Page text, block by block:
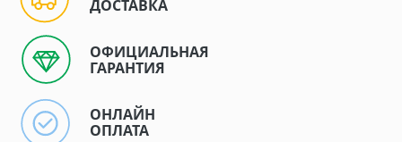
ДОСТАВКА
ОФИЦИАЛЬНАЯ
ГАРАНТИЯ
ОНЛАЙН
ОПЛАТА